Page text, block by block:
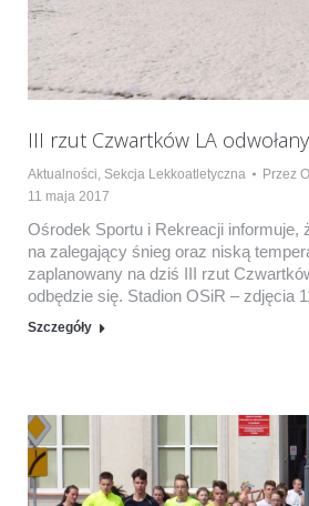
III rzut Czwartków LA odwołany
Aktualności, Sekcja Lekkoatletyczna Przez
11 maja 2017
Ośrodek Sportu i Rekreacji informuje,
na zalegający śnieg oraz niską
zaplanowany na dziś III rzut
odbędzie się. Stadion OSiR – zdjęcia
Szczegóły